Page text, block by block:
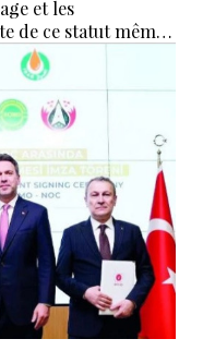
et les
de ce statut même
la Turquie a mis